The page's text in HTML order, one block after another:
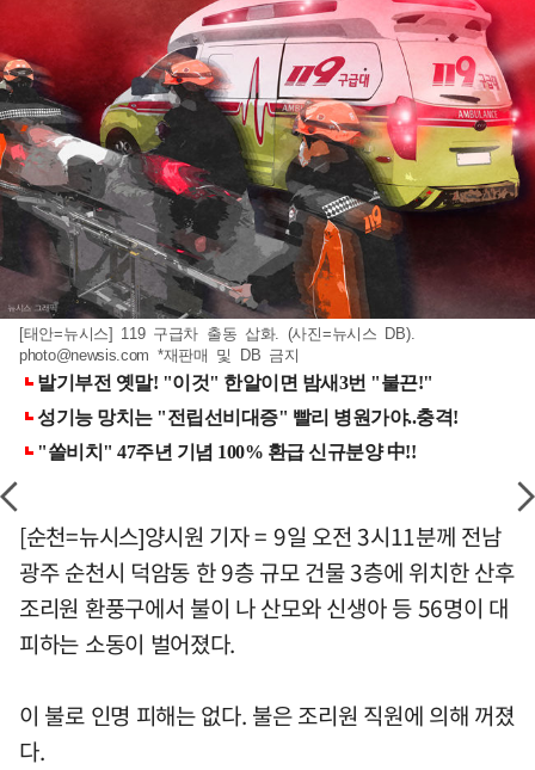
[태안=뉴시스] 119 구급차 출동 삽화. (사진=뉴시스 DB).
photo@newsis.com *재판매 및 DB 금지
[순천=뉴시스]양시원 기자 = 9일 오전 3시11분께 전남
광주 순천시 덕암동 한 9층 규모 건물 3층에 위치한 산후
조리원 환풍구에서 불이 나 산모와 신생아 등 56명이 대
피하는 소동이 벌어졌다.
이 불로 인명 피해는 없다. 불은 조리원 직원에 의해 꺼졌
다.